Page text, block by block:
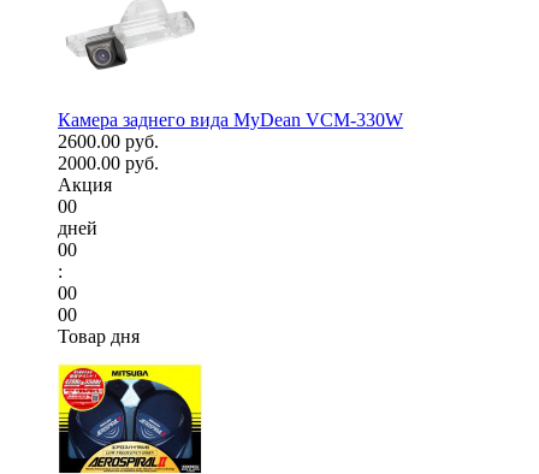
Камера заднего вида MyDean VCM-330W
2600.00 руб.
2000.00 руб.
Акция
00
дней
00
:
00
00
Товар дня